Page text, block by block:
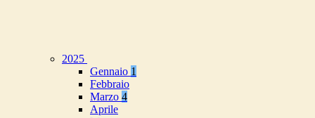
2025
Gennaio 1
Febbraio
Marzo 4
Aprile